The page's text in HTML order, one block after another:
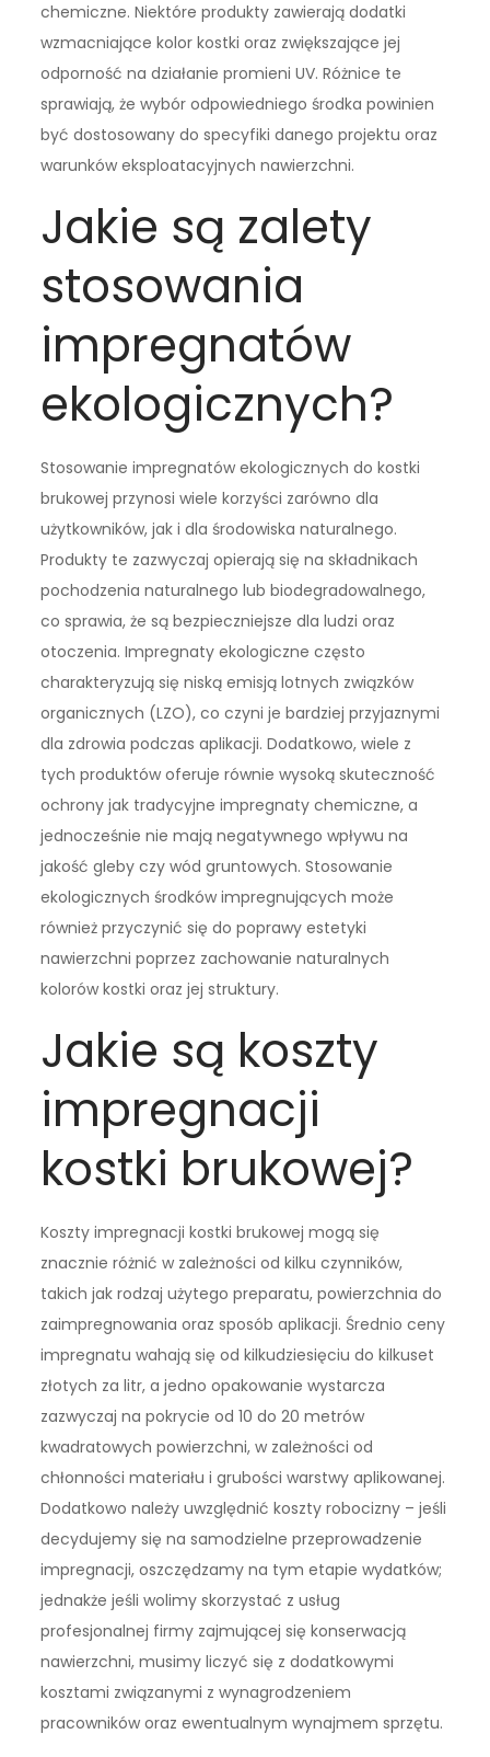
chemiczne. Niektóre produkty zawierają dodatki
wzmacniające kolor kostki oraz zwiększające jej
odporność na działanie promieni UV. Różnice te
sprawiają, że wybór odpowiedniego środka powinien
być dostosowany do specyfiki danego projektu oraz
warunków eksploatacyjnych nawierzchni.
Jakie są zalety
stosowania
impregnatów
ekologicznych?
Stosowanie impregnatów ekologicznych do kostki
brukowej przynosi wiele korzyści zarówno dla
użytkowników, jak i dla środowiska naturalnego.
Produkty te zazwyczaj opierają się na składnikach
pochodzenia naturalnego lub biodegradowalnego,
co sprawia, że są bezpieczniejsze dla ludzi oraz
otoczenia. Impregnaty ekologiczne często
charakteryzują się niską emisją lotnych związków
organicznych (LZO), co czyni je bardziej przyjaznymi
dla zdrowia podczas aplikacji. Dodatkowo, wiele z
tych produktów oferuje równie wysoką skuteczność
ochrony jak tradycyjne impregnaty chemiczne, a
jednocześnie nie mają negatywnego wpływu na
jakość gleby czy wód gruntowych. Stosowanie
ekologicznych środków impregnujących może
również przyczynić się do poprawy estetyki
nawierzchni poprzez zachowanie naturalnych
kolorów kostki oraz jej struktury.
Jakie są koszty
impregnacji
kostki brukowej?
Koszty impregnacji kostki brukowej mogą się
znacznie różnić w zależności od kilku czynników,
takich jak rodzaj użytego preparatu, powierzchnia do
zaimpregnowania oraz sposób aplikacji. Średnio ceny
impregnatu wahają się od kilkudziesięciu do kilkuset
złotych za litr, a jedno opakowanie wystarcza
zazwyczaj na pokrycie od 10 do 20 metrów
kwadratowych powierzchni, w zależności od
chłonności materiału i grubości warstwy aplikowanej.
Dodatkowo należy uwzględnić koszty robocizny – jeśli
decydujemy się na samodzielne przeprowadzenie
impregnacji, oszczędzamy na tym etapie wydatków;
jednakże jeśli wolimy skorzystać z usług
profesjonalnej firmy zajmującej się konserwacją
nawierzchni, musimy liczyć się z dodatkowymi
kosztami związanymi z wynagrodzeniem
pracowników oraz ewentualnym wynajmem sprzętu.